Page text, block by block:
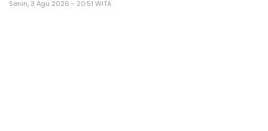
Senin, 3 Agu 2026 - 20:51 WITA